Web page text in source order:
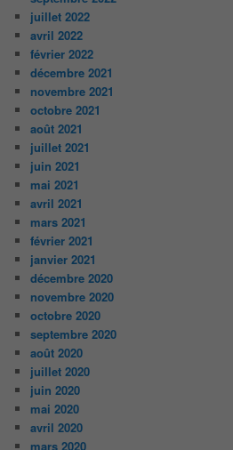
juillet 2022
avril 2022
février 2022
décembre 2021
novembre 2021
octobre 2021
août 2021
juillet 2021
juin 2021
mai 2021
avril 2021
mars 2021
février 2021
janvier 2021
décembre 2020
novembre 2020
octobre 2020
septembre 2020
août 2020
juillet 2020
juin 2020
mai 2020
avril 2020
mars 2020